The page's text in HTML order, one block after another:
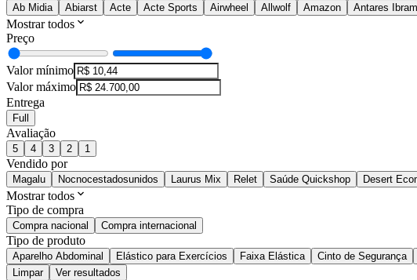
Ab Midia Abiarst Acte Acte Sports Airwheel Allwolf Amazon Antares
Mostrar todos
Preço
Valor mínimo
Valor máximo
Entrega
Full
Avaliação
5 4 3 2 1
Vendido por
Magalu Nocnocestadosunidos Laurus Mix Relet Saúde Quickshop Desert
Mostrar todos
Tipo de compra
Compra nacional Compra internacional
Tipo de produto
Aparelho Abdominal Elástico para Exercícios Faixa Elástica Cinto de Segurança
Limpar
Ver resultados